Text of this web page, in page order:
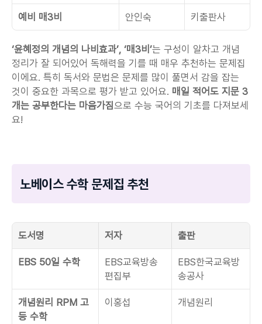
예비 매3비 안인숙 키출판사
‘윤혜정의 개념의 나비효과’, ‘매3비’는 구성이 알차고 개념
정리가 잘 되어있어 독해력을 기를 때 매우 추천하는 문제집
이에요. 특히 독서와 문법은 문제를 많이 풀면서 감을 잡는
것이 중요한 과목으로 평가 받고 있어요. 매일 적어도 지문 3
개는 공부한다는 마음가짐으로 수능 국어의 기초를 다져보세
요!
노베이스 수학 문제집 추천
도서명 저자
출판
EBS 50일 수학
EBS교육방송
편집부
EBS한국교육방
송공사
개념원리 RPM 고
등 수학
이홍섭 개념원리